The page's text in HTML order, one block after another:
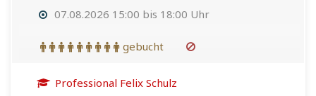
07.08.2026 15:00 bis 18:00 Uhr
gebucht
Professional Felix Schulz